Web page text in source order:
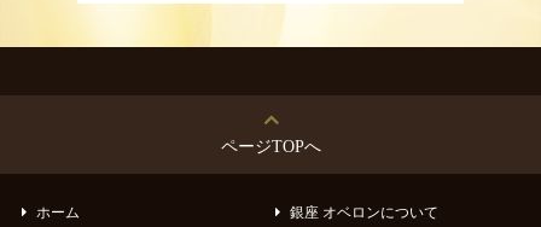
ページTOPへ
ホーム 銀座 オベロンについて